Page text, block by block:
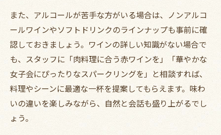
また、アルコールが苦手な方がいる場合は、ノンアルコ
ールワインやソフトドリンクのラインナップも事前に確
認しておきましょう。ワインの詳しい知識がない場合で
も、スタッフに「肉料理に合う赤ワインを」「華やかな
女子会にぴったりなスパークリングを」と相談すれば、
料理やシーンに最適な一杯を提案してもらえます。味わ
いの違いを楽しみながら、自然と会話も盛り上がるでし
ょう。